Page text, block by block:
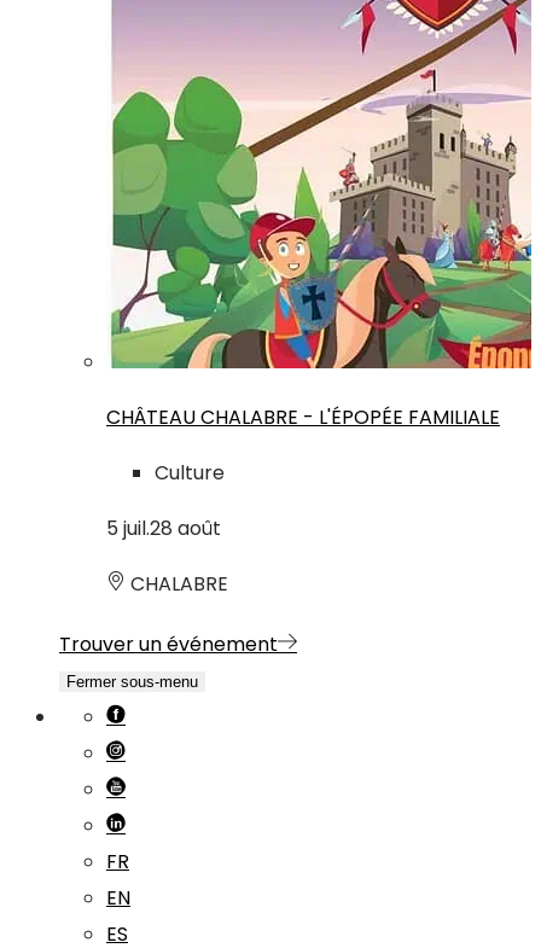
CHÂTEAU CHALABRE - L'ÉPOPÉE FAMILIALE
Culture
5 juil.28 août
CHALABRE
Trouver un événement
Fermer sous-menu
FR
EN
ES